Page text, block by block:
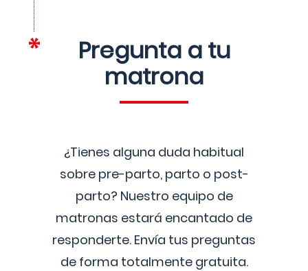
Pregunta a tu
matrona
¿Tienes alguna duda habitual
sobre pre-parto, parto o post-
parto? Nuestro equipo de
matronas estará encantado de
responderte. Envía tus preguntas
de forma totalmente gratuita.